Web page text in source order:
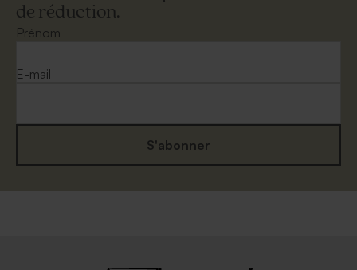
de réduction.
Prénom
E-mail
S'abonner